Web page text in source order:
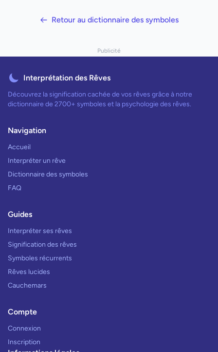
Retour au dictionnaire des symboles
Publicité
Interprétation des Rêves
Découvrez la signification cachée de vos rêves grâce à notre
dictionnaire de 2700+ symboles et la psychologie des rêves.
Navigation
Accueil
Interpréter un rêve
Dictionnaire des symboles
FAQ
Guides
Interpréter ses rêves
Signification des rêves
Symboles récurrents
Rêves lucides
Cauchemars
Compte
Connexion
Inscription